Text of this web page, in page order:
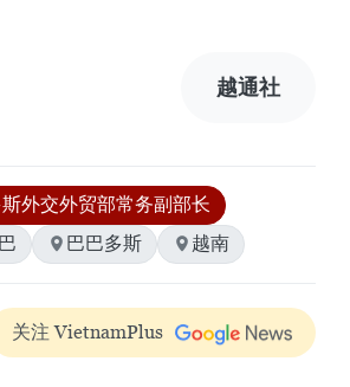
越通社
外交外贸部常务副部长
巴巴多斯 越南
关注 VietnamPlus